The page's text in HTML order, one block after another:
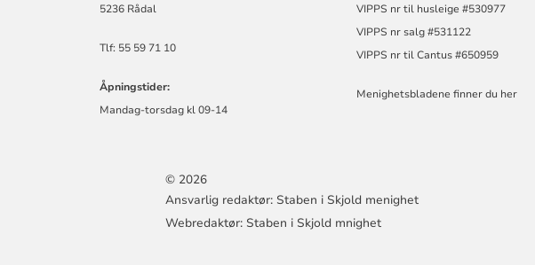
5236 Rådal
Tlf: 55 59 71 10
Åpningstider:
Mandag-torsdag kl 09-14
VIPPS nr til husleige #530977
VIPPS nr salg #531122
VIPPS nr til Cantus #650959
Menighetsbladene finner du her
© 2026
Ansvarlig redaktør: Staben i Skjold menighet
Webredaktør: Staben i Skjold mnighet